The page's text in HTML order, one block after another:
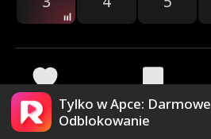
83 3.1k
Tylko w Apce: Darmowe
Odblokowanie